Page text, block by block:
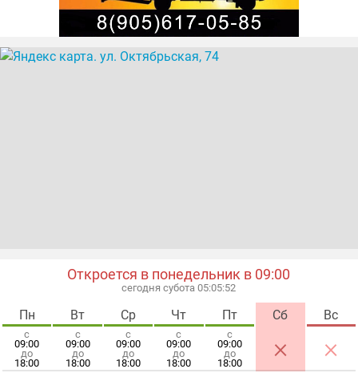
Откроется в понедельник в 09:00
сегодня субота 05:05:53
Пн
с
09:00
до
18:00
Вт
с
09:00
до
18:00
Ср
с
09:00
до
18:00
Чт
с
09:00
до
18:00
Пт
с
09:00
до
18:00
Сб
×
Вс
×